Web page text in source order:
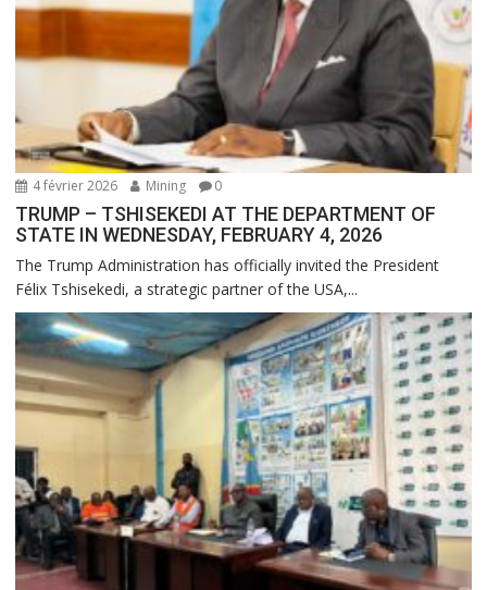
4 février 2026 Mining 0
TRUMP – TSHISEKEDI AT THE DEPARTMENT OF
STATE IN WEDNESDAY, FEBRUARY 4, 2026
The Trump Administration has officially invited the President
Félix Tshisekedi, a strategic partner of the USA,...